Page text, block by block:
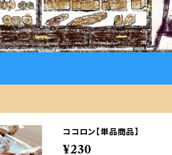
ココロン【単品商品】
¥230